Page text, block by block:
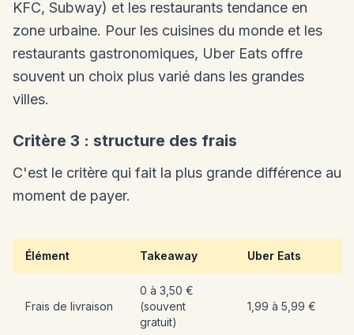
KFC, Subway) et les restaurants tendance en
zone urbaine. Pour les cuisines du monde et les
restaurants gastronomiques, Uber Eats offre
souvent un choix plus varié dans les grandes
villes.
Critère 3 : structure des frais
C'est le critère qui fait la plus grande différence au
moment de payer.
Élément Takeaway Uber Eats
Frais de livraison
0 à 3,50 €
(souvent
gratuit)
1,99 à 5,99 €